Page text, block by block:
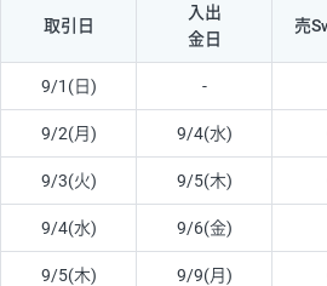
取引日
入出
金日
売
9/1(日) -
9/2(月) 9/4(水)
9/3(火) 9/5(木)
9/4(水) 9/6(金)
9/5(木) 9/9(月)